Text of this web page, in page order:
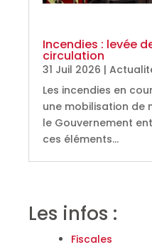
Incendies : levée
circulation
31 Juil 2026 |
Les incendies en
une mobilisation de
le Gouvernement
ces éléments…
Les infos :
Fiscales